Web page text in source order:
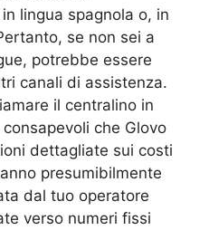
lingua spagnola o, in
se non sei a
potrebbe essere
canali di assistenza.
il centralino in
che Glovo
dettagliate sui costi
presumibilmente
dal tuo operatore
verso numeri fissi